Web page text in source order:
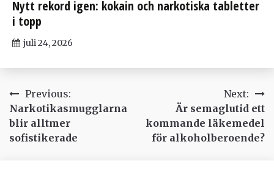
Nytt rekord igen: kokain och narkotiska tabletter
i topp
juli 24, 2026
Inläggsnavigering
Previous:
Narkotikasmugglarna
blir alltmer
sofistikerade
Next:
Är semaglutid ett
kommande läkemedel
för alkoholberoende?